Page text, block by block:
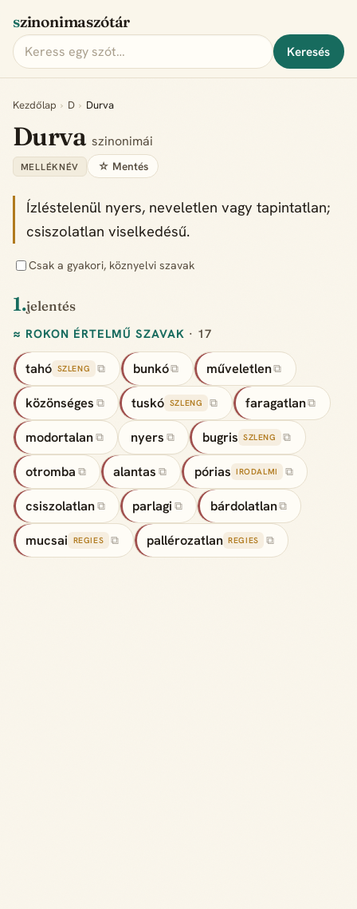
szinonimaszótár
Keresés
Kezdőlap › D › Durva
Durvaszinonimái
MELLÉKNÉV ☆ Mentés
Ízléstelenül nyers, neveletlen vagy tapintatlan;
csiszolatlan viselkedésű.
Csak a gyakori, köznyelvi szavak
1.jelentés
≈ ROKON ÉRTELMŰ SZAVAK · 17
tahó SZLENG ⧉ bunkó⧉ műveletlen⧉
közönséges ⧉ tuskó SZLENG ⧉ faragatlan⧉
modortalan ⧉ nyers ⧉ bugris SZLENG ⧉
otromba ⧉ alantas ⧉ pórias IRODALMI ⧉
csiszolatlan ⧉ parlagi ⧉ bárdolatlan⧉
mucsai REGIES ⧉ pallérozatlan REGIES ⧉